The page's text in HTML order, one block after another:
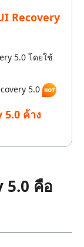
Recovery
5.0 โดยใช้
5.0
5.0 ค้าง
5.0 คือ